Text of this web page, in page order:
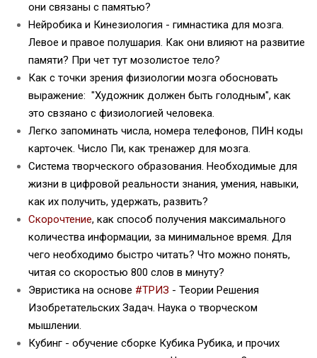
они связаны с памятью?
Нейробика и Кинезиология - гимнастика для мозга.
Левое и правое полушария. Как они влияют на развитие
памяти? При чет тут мозолистое тело?
Как с точки зрения физиологии мозга обосновать
выражение: "Художник должен быть голодным", как
это свзяано с физиологией человека.
Легко запоминать числа, номера телефонов, ПИН коды
карточек. Число Пи, как тренажер для мозга.
Система творческого образования. Необходимые для
жизни в цифровой реальности знания, умения, навыки,
как их получить, удержать, развить?
Скорочтение, как способ получения максимального
количества информации, за минимальное время. Для
чего необходимо быстро читать? Что можно понять,
читая со скоростью 800 слов в минуту?
Эвристика на основе #ТРИЗ - Теории Решения
Изобретательских Задач. Наука о творческом
мышлении.
Кубинг - обучение сборке Кубика Рубика, и прочих